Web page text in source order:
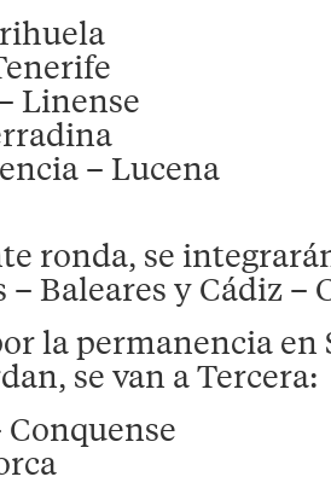
Linense
– Lucena
ronda, se
Baleares y Cádiz –
la permanencia en
se van a Tercera:
Conquense